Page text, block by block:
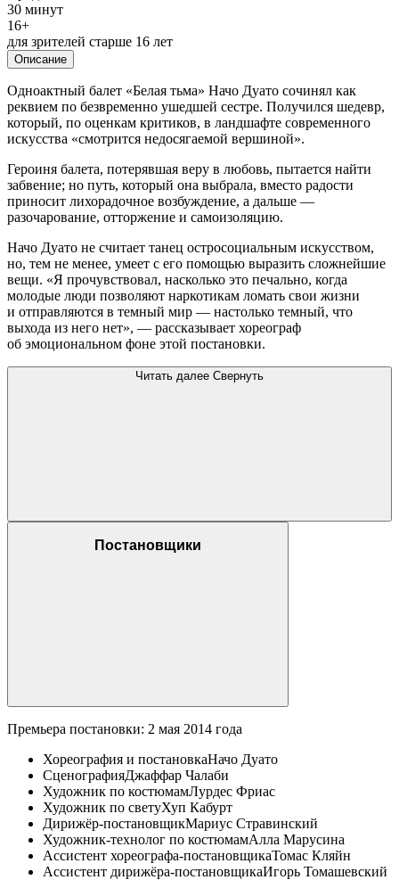
30 минут
16+
для зрителей старше 16 лет
Описание
Одноактный балет «Белая тьма» Начо Дуато сочинял как
реквием по безвременно ушедшей сестре. Получился шедевр,
который, по оценкам критиков, в ландшафте современного
искусства «смотрится недосягаемой вершиной».
Героиня балета, потерявшая веру в любовь, пытается найти
забвение; но путь, который она выбрала, вместо радости
приносит лихорадочное возбуждение, а дальше —
разочарование, отторжение и самоизоляцию.
Начо Дуато не считает танец остросоциальным искусством,
но, тем не менее, умеет с его помощью выразить сложнейшие
вещи. «Я прочувствовал, насколько это печально, когда
молодые люди позволяют наркотикам ломать свои жизни
и отправляются в темный мир — настолько темный, что
выхода из него нет», — рассказывает хореограф
об эмоциональном фоне этой постановки.
Читать далее Свернуть
Постановщики
Премьера постановки: 2 мая 2014 года
Хореография и постановкаНачо Дуато
СценографияДжаффар Чалаби
Художник по костюмамЛурдес Фриас
Художник по светуХуп Кабурт
Дирижёр-постановщикМариус Стравинский
Художник-технолог по костюмамАлла Марусина
Ассистент хореографа-постановщикаТомас Кляйн
Ассистент дирижёра-постановщикаИгорь Томашевский